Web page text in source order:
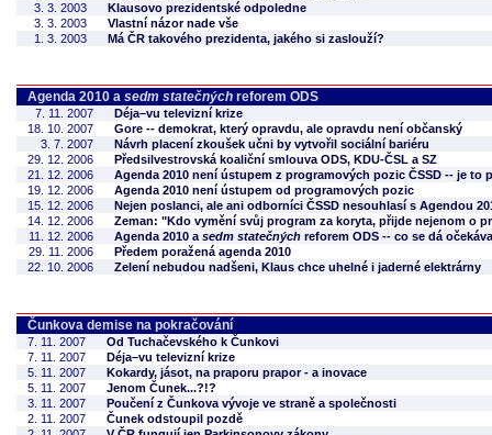
3. 3. 2003
Klausovo prezidentské odpoledne
3. 3. 2003
Vlastní názor nade vše
1. 3. 2003
Má ČR takového prezidenta, jakého si zaslouží?
Agenda 2010 a sedm statečných reforem ODS
7. 11. 2007
Déja–vu televizní krize
18. 10. 2007
Gore -- demokrat, který opravdu, ale opravdu není občanský
3. 7. 2007
Návrh placení zkoušek učni by vytvořil sociální bariéru
29. 12. 2006
Předsilvestrovská koaliční smlouva ODS, KDU-ČSL a SZ
21. 12. 2006
Agenda 2010 není ústupem z programových pozic ČSSD -- je to
19. 12. 2006
Agenda 2010 není ústupem od programových pozic
15. 12. 2006
Nejen poslanci, ale ani odborníci ČSSD nesouhlasí s Agendou
14. 12. 2006
Zeman: "Kdo vymění svůj program za koryta, přijde nejenom o
11. 12. 2006
Agenda 2010 a sedm statečných reforem ODS -- co se dá
29. 11. 2006
Předem poražená agenda 2010
22. 10. 2006
Zelení nebudou nadšeni, Klaus chce uhelné i jaderné elektrárny
Čunkova demise na pokračování
7. 11. 2007
Od Tuchačevského k Čunkovi
7. 11. 2007
Déja–vu televizní krize
5. 11. 2007
Kokardy, jásot, na praporu prapor - a inovace
5. 11. 2007
Jenom Čunek...?!?
3. 11. 2007
Poučení z Čunkova vývoje ve straně a společnosti
2. 11. 2007
Čunek odstoupil pozdě